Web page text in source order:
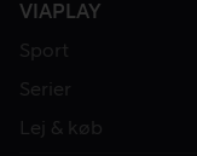
VIAPLAY
Sport
Serier
Lej & køb